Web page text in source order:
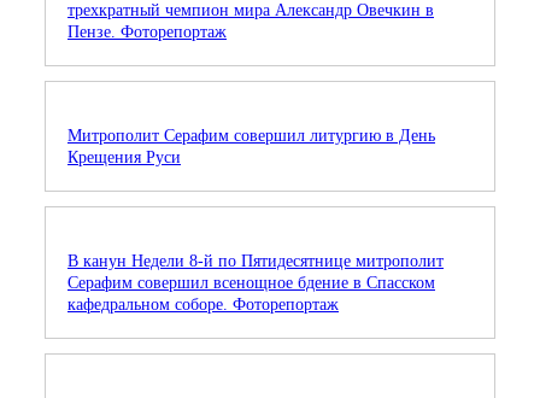
трехкратный чемпион мира Александр Овечкин в
Пензе. Фоторепортаж
Митрополит Серафим совершил литургию в День
Крещения Руси
В канун Недели 8-й по Пятидесятнице митрополит
Серафим совершил всенощное бдение в Спасском
кафедральном соборе. Фоторепортаж